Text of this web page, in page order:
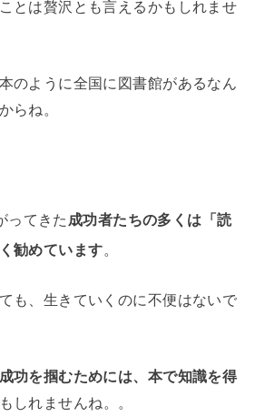
とは贅沢とも言えるかもしれませ
のように全国に図書館があるなん
らね。
ってきた 成功者たちの多くは「読
勧めています。
も、生きていくのに不便はないで
功を掴むためには、本で知識を得
しれませんね。。